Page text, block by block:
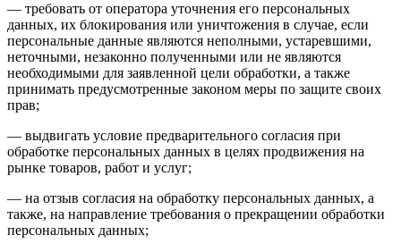
— требовать от оператора уточнения его персональных
данных, их блокирования или уничтожения в случае, если
персональные данные являются неполными, устаревшими,
неточными, незаконно полученными или не являются
необходимыми для заявленной цели обработки, а также
принимать предусмотренные законом меры по защите своих
прав;
— выдвигать условие предварительного согласия при
обработке персональных данных в целях продвижения на
рынке товаров, работ и услуг;
— на отзыв согласия на обработку персональных данных, а
также, на направление требования о прекращении обработки
персональных данных;